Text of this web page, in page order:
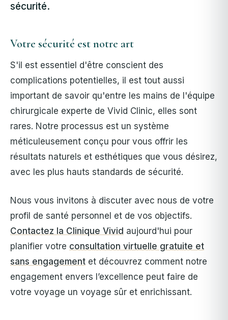
sécurité.
Votre sécurité est notre art
S'il est essentiel d'être conscient des
complications potentielles, il est tout aussi
important de savoir qu'entre les mains de l'équipe
chirurgicale experte de Vivid Clinic, elles sont
rares. Notre processus est un système
méticuleusement conçu pour vous offrir les
résultats naturels et esthétiques que vous désirez,
avec les plus hauts standards de sécurité.
Nous vous invitons à discuter avec nous de votre
profil de santé personnel et de vos objectifs.
Contactez la Clinique Vivid aujourd'hui pour
planifier votre consultation virtuelle gratuite et
sans engagement et découvrez comment notre
engagement envers l’excellence peut faire de
votre voyage un voyage sûr et enrichissant.